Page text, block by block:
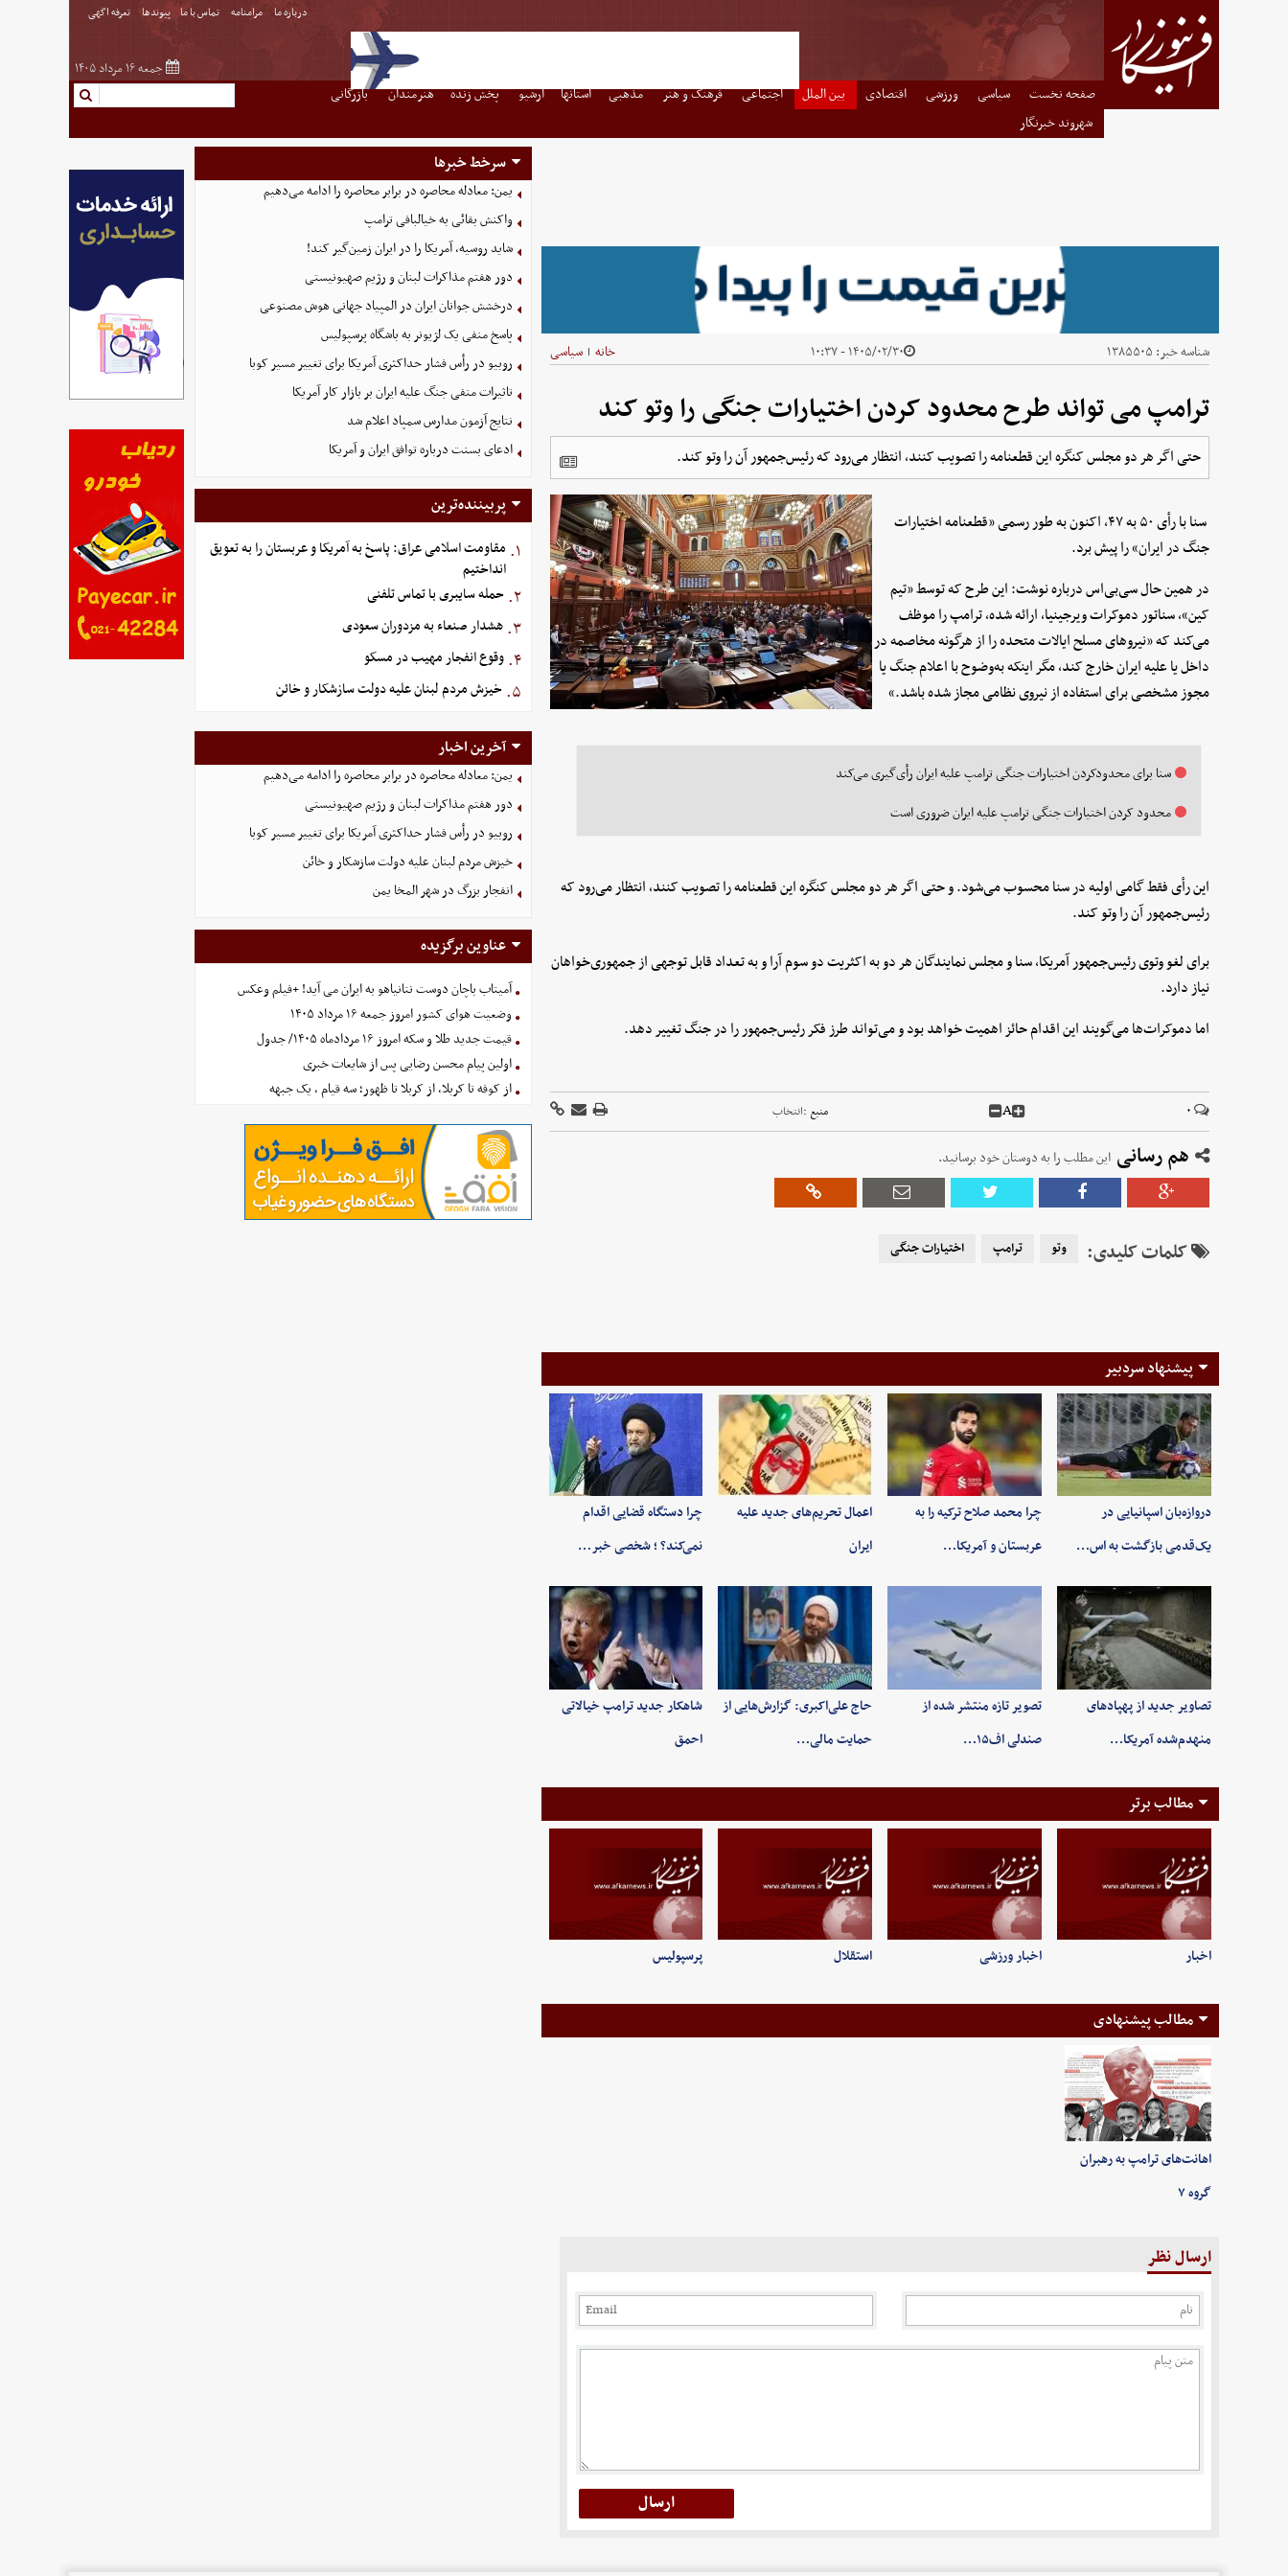
درباره ما مرامنامه تماس با ما پیوندها تعرفه اگهی
جمعه ۱۶ مرداد ۱۴۰۵
صفحه نخست سیاسی ورزشی اقتصادی بین الملل اجتماعی فرهنگ و هنر مذهبی استانها آرشیو پخش زنده هنرمندان
بازرگانی
شهروند خبرنگار
شناسه خبر: ۱۳۸۵۵۰۵ ۱۴۰۵/۰۲/۳۰ - ۱۰:۳۷ خانه | سیاسی
ترامپ می تواند طرح محدود کردن اختیارات جنگی را وتو کند
حتی اگر هر دو مجلس کنگره این قطعنامه را تصویب کنند، انتظار می‌رود که رئیس‌جمهور آن را وتو کند.
سنا با رأی ۵۰ به ۴۷، اکنون به طور رسمی «قطعنامه اختیارات
جنگ در ایران» را پیش برد.
در همین حال سی‌بی‌اس درباره نوشت: این طرح که توسط «تیم
کین»، سناتور دموکرات ویرجینیا، ارائه شده، ترامپ را موظف
می‌کند که «نیروهای مسلح ایالات متحده را از هرگونه مخاصمه در
داخل یا علیه ایران خارج کند، مگر اینکه به‌وضوح با اعلام جنگ یا
مجوز مشخصی برای استفاده از نیروی نظامی مجاز شده باشد.»
سنا برای محدودکردن اختیارات جنگی ترامپ علیه ایران رأی‌گیری می‌کند
محدود کردن اختیارات جنگی ترامپ علیه ایران ضروری است
این رأی فقط گامی اولیه در سنا محسوب می‌شود. و حتی اگر هر دو مجلس کنگره این قطعنامه را تصویب کنند، انتظار می‌رود که
رئیس‌جمهور آن را وتو کند.
برای لغو وتوی رئیس‌جمهور آمریکا، سنا و مجلس نمایندگان هر دو به اکثریت دو سوم آرا و به تعداد قابل توجهی از جمهوری‌خواهان
نیاز دارد.
اما دموکرات‌ها می‌گویند این اقدام حائز اهمیت خواهد بود و می‌تواند طرز فکر رئیس‌جمهور را در جنگ تغییر دهد.
۰ A منبع :انتخاب
هم رسانی این مطلب را به دوستان خود برسانید.
کلمات کلیدی: وتو ترامپ اختیارات جنگی
پیشنهاد سردبیر
دروازه‌بان اسپانیایی در
یک‌قدمی بازگشت به اس…
چرا محمد صلاح ترکیه را به
عربستان و آمریکا…
اعمال تحریم‌های جدید علیه
ایران
چرا دستگاه قضایی اقدام
نمی‌کند؟ ؛ شخصی خبر…
تصاویر جدید از پهپادهای
منهدم‌شده آمریکا…
تصویر تازه منتشر شده از
صندلی اف۱۵…
حاج علی‌اکبری: گزارش‌هایی از
حمایت مالی…
شاهکار جدید ترامپ خیالاتی
احمق
مطالب برتر
اخبار اخبار ورزشی استقلال پرسپولیس
مطالب پیشنهادی
اهانت‌های ترامپ به رهبران
گروه ۷
ارسال نظر
سرخط خبرها
یمن: معادله محاصره در برابر محاصره را ادامه می‌دهیم
واکنش بقائی به خیالبافی ترامپ
شاید روسیه، آمریکا را در ایران زمین‌گیر کند!
دور هفتم مذاکرات لبنان و رژیم صهیونیستی
درخشش جوانان ایران در المپیاد جهانی هوش مصنوعی
پاسخ منفی یک لژیونر به باشگاه پرسپولیس
روبیو در رأس فشار حداکثری آمریکا برای تغییر مسیر کوبا
تاثیرات منفی جنگ علیه ایران بر بازار کار آمریکا
نتایج آزمون مدارس سمپاد اعلام شد
ادعای بسنت درباره توافق ایران و آمریکا
پربیننده‌ترین
۱. مقاومت اسلامی عراق: پاسخ به آمریکا و عربستان را به تعویق
انداختیم
۲. حمله سایبری با تماس تلفنی
۳. هشدار صنعاء به مزدوران سعودی
۴. وقوع انفجار مهیب در مسکو
۵. خیزش مردم لبنان علیه دولت سازشکار و خائن
آخرین اخبار
یمن: معادله محاصره در برابر محاصره را ادامه می‌دهیم
دور هفتم مذاکرات لبنان و رژیم صهیونیستی
روبیو در رأس فشار حداکثری آمریکا برای تغییر مسیر کوبا
خیزش مردم لبنان علیه دولت سازشکار و خائن
انفجار بزرگ در شهر المخا یمن
عناوین برگزیده
آمیتاب باچان دوست نتانیاهو به ایران می آید! +فیلم وعکس
وضعیت هوای کشور امروز جمعه ۱۶ مرداد ۱۴۰۵
قیمت جدید طلا و سکه امروز ۱۶ مردادماه ۱۴۰۵/ جدول
اولین پیام محسن رضایی پس از شایعات خبری
از کوفه تا کربلا، از کربلا تا ظهور؛ سه قیام ، یک جبهه